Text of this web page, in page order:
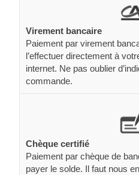
Virement bancaire
Paiement par virement
l’effectuer directement à
internet. Ne pas oublier
commande.
Chèque certifié
Paiement par chèque de
payer le solde. Il faut nous